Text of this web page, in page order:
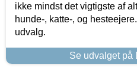
ikke mindst det vigtigste af
hunde-, katte-, og
udvalg.
Se udvalget på